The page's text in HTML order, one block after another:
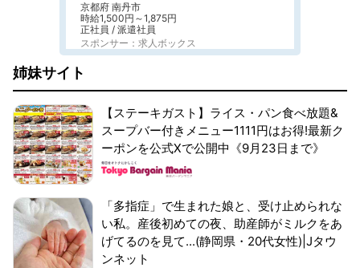
京都府 南丹市
時給1,500円～1,875円
正社員 / 派遣社員
スポンサー：求人ボックス
姉妹サイト
【ステーキガスト】ライス・パン食べ放題&
スープバー付きメニュー1111円はお得!最新ク
ーポンを公式Xで公開中《9月23日まで》
「多指症」で生まれた娘と、受け止められな
い私。産後初めての夜、助産師がミルクをあ
げてるのを見て...(静岡県・20代女性)|Jタウ
ンネット